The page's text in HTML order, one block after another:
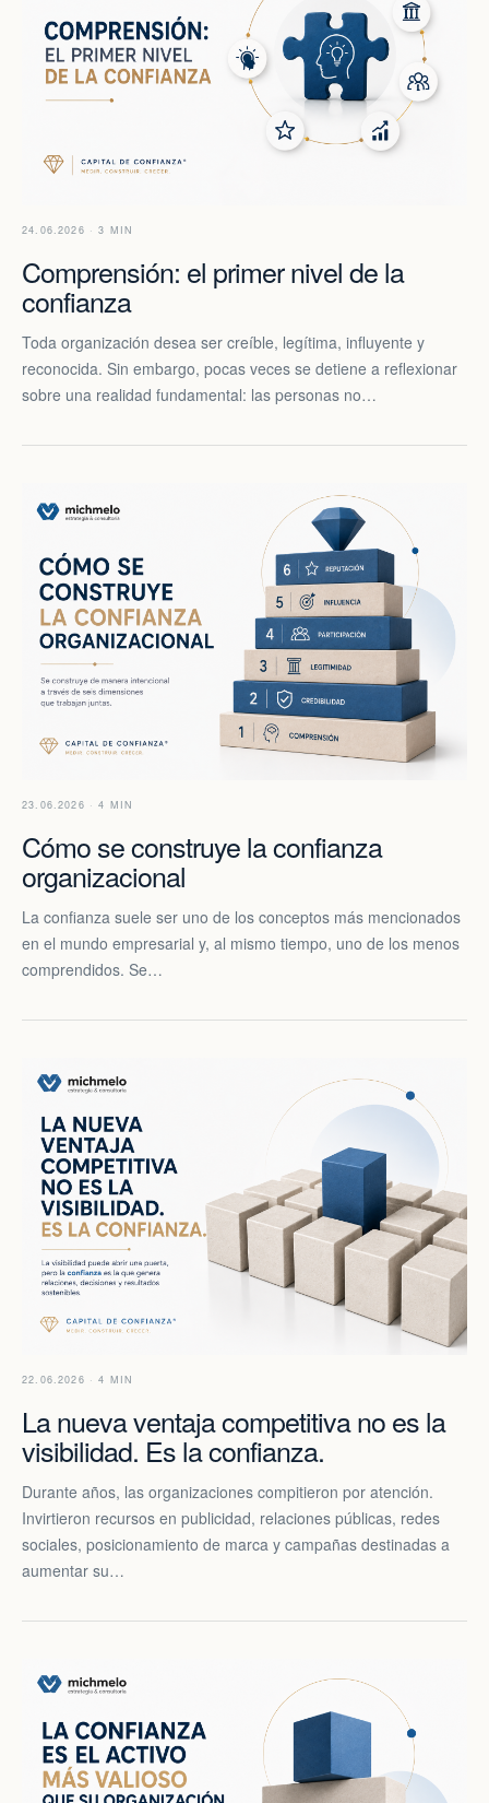
24.06.2026 · 3 MIN
Comprensión: el primer nivel de la
confianza
Toda organización desea ser creíble, legítima, influyente y
reconocida. Sin embargo, pocas veces se detiene a reflexionar
sobre una realidad fundamental: las personas no…
23.06.2026 · 4 MIN
Cómo se construye la confianza
organizacional
La confianza suele ser uno de los conceptos más mencionados
en el mundo empresarial y, al mismo tiempo, uno de los menos
comprendidos. Se…
22.06.2026 · 4 MIN
La nueva ventaja competitiva no es la
visibilidad. Es la confianza.
Durante años, las organizaciones compitieron por atención.
Invirtieron recursos en publicidad, relaciones públicas, redes
sociales, posicionamiento de marca y campañas destinadas a
aumentar su…